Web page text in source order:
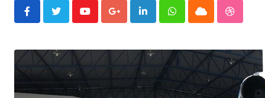
YoutubeGoogle+LinkedInWhatsappCloud